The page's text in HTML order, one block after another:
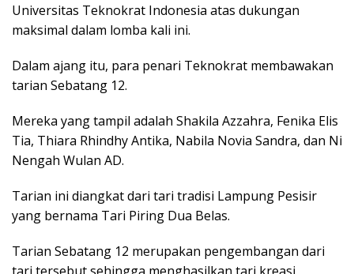
Universitas Teknokrat Indonesia atas dukungan
maksimal dalam lomba kali ini.
Dalam ajang itu, para penari Teknokrat membawakan
tarian Sebatang 12.
Mereka yang tampil adalah Shakila Azzahra, Fenika Elis
Tia, Thiara Rhindhy Antika, Nabila Novia Sandra, dan Ni
Nengah Wulan AD.
Tarian ini diangkat dari tari tradisi Lampung Pesisir
yang bernama Tari Piring Dua Belas.
Tarian Sebatang 12 merupakan pengembangan dari